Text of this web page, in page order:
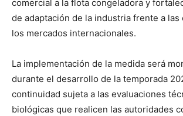
comercial a la flota congeladora y
de adaptación de la industria frente a las
los mercados internacionales.
La implementación de la medida será
durante el desarrollo de la temporada
continuidad sujeta a las evaluaciones
biológicas que realicen las autoridades